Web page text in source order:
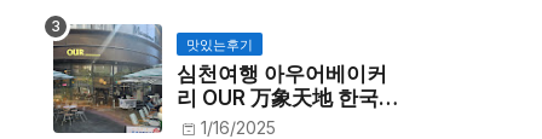
맛있는후기
심천여행 아우어베이커
리 OUR 万象天地 한국빵
집 인절미크로와상 후기
1/16/2025